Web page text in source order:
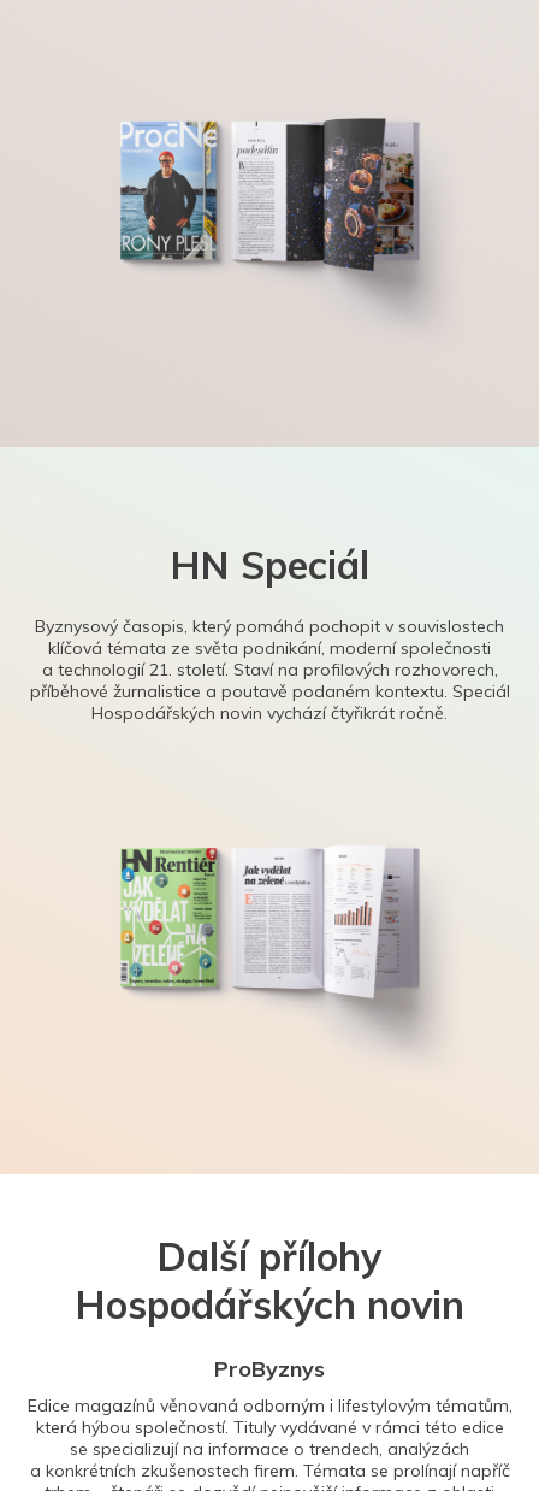
HN Speciál
Byznysový časopis, který pomáhá pochopit v souvislostech
klíčová témata ze světa podnikání, moderní společnosti
a technologií 21. století. Staví na profilových rozhovorech,
příběhové žurnalistice a poutavě podaném kontextu. Speciál
Hospodářských novin vychází čtyřikrát ročně.
Další přílohy
Hospodářských novin
ProByznys
Edice magazínů věnovaná odborným i lifestylovým tématům,
která hýbou společností. Tituly vydávané v rámci této edice
se specializují na informace o trendech, analýzách
a konkrétních zkušenostech firem. Témata se prolínají napříč